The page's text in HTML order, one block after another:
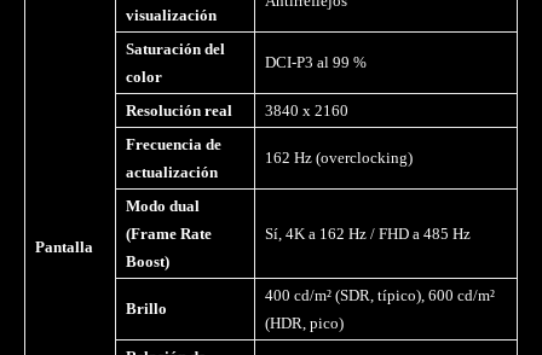
Pantalla
visualización
Saturación del
color
DCI-P3 al 99 %
Resolución real
3840 x 2160
Frecuencia de
actualización
162 Hz (overclocking)
Modo dual
(Frame Rate
Boost)
Sí, 4K a 162 Hz / FHD a 485 Hz
Brillo
400 cd/m² (SDR, típico), 600 cd/m²
(HDR, pico)